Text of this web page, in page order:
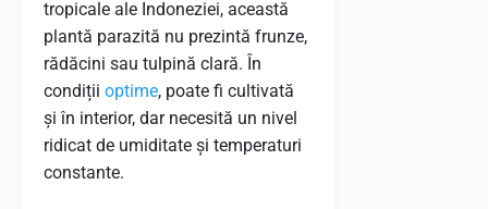
tropicale ale Indoneziei, această
plantă parazită nu prezintă frunze,
rădăcini sau tulpină clară. În
condiții optime, poate fi cultivată
și în interior, dar necesită un nivel
ridicat de umiditate și temperaturi
constante.